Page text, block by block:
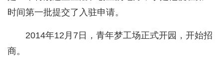
时间第一批提交了入驻申请。
2014年12月7日，青年梦工场正式开园，开始招
商。